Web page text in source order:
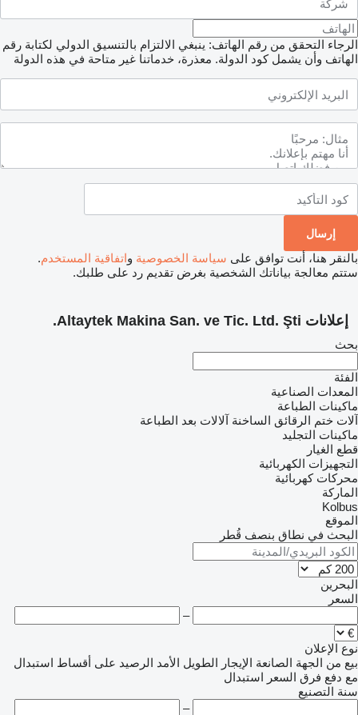
الرجاء التحقق من رقم الهاتف: ينبغي الالتزام بالتنسيق الدولي لكتابة رقم
الهاتف وأن يشمل كود الدولة. معذرة، خدماتنا غير متاحة في هذه الدولة
بالنقر هنا، أنت توافق على سياسة الخصوصية واتفاقية المستخدم.
ستتم معالجة بياناتك الشخصية بغرض تقديم رد على طلبك.
إعلانات Altaytek Makina San. ve Tic. Ltd. Şti.
بحث
الفئة
المعدات الصناعية
ماكينات الطباعة
آلات ختم الرقائق الساخنة آلالات بعد الطباعة
ماكينات التجليد
قطع الغيار
التجهيزات الكهربائية
محركات كهربائية
الماركة
Kolbus
الموقع
البحث في نطاق بنصف قُطر
البحرين
السعر
–
نوع الإعلان
بيع من الجهة الصانعة الإيجار الطويل الأمد الرصيد على أقساط استبدال
مع دفع فرق السعر استبدال
سنة التصنيع
–